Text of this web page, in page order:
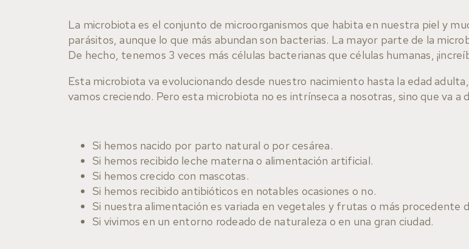
La microbiota es el conjunto de microorganismos que habita en nuestra piel y
parásitos, aunque lo que más abundan son bacterias. La mayor parte de la
De hecho, tenemos 3 veces más células bacterianas que células humanas,
Esta microbiota va evolucionando desde nuestro nacimiento hasta la edad
vamos creciendo. Pero esta microbiota no es intrínseca a nosotras, sino que va a
Si hemos nacido por parto natural o por cesárea.
Si hemos recibido leche materna o alimentación artificial.
Si hemos crecido con mascotas.
Si hemos recibido antibióticos en notables ocasiones o no.
Si nuestra alimentación es variada en vegetales y frutas o más procedente
Si vivimos en un entorno rodeado de naturaleza o en una gran ciudad.